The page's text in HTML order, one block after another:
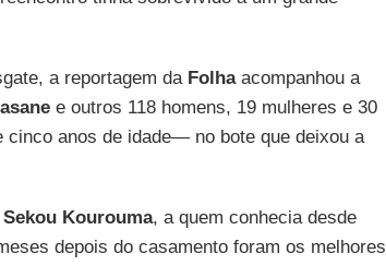
a reportagem da Folhaacompanhou a
e outros 118 homens, 19 mulheres e 30
anos de idade— no bote que deixou a
Sekou Kourouma, a quem conhecia desde
depois do casamento foram os melhores